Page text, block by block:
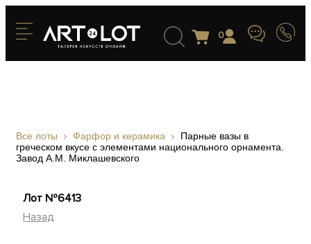
0
Все лоты Фарфор и керамика
Парные вазы в
греческом вкусе с элементами национального орнамента.
Завод А.М. Миклашевского
Лот №6413
Назад